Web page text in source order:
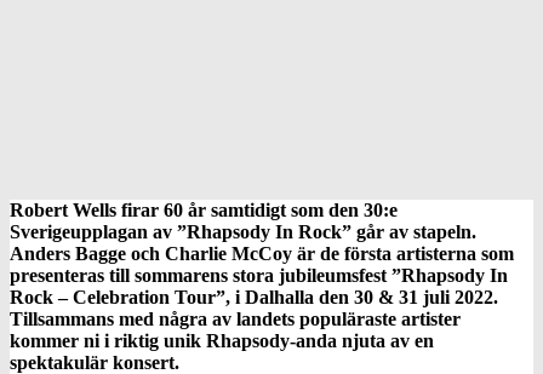
Robert Wells firar 60 år samtidigt som den 30:e
Sverigeupplagan av ”Rhapsody In Rock” går av stapeln.
Anders Bagge och Charlie McCoy är de första artisterna som
presenteras till sommarens stora jubileumsfest ”Rhapsody In
Rock – Celebration Tour”, i Dalhalla den 30 & 31 juli 2022.
Tillsammans med några av landets populäraste artister
kommer ni i riktig unik Rhapsody-anda njuta av en
spektakulär konsert.